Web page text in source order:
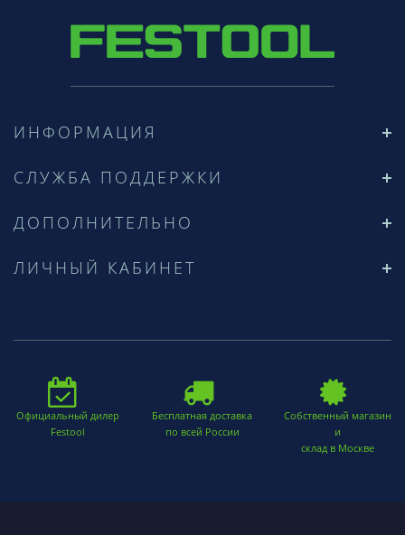
ИНФОРМАЦИЯ
СЛУЖБА ПОДДЕРЖКИ
ДОПОЛНИТЕЛЬНО
ЛИЧНЫЙ КАБИНЕТ
Официальный дилер
Festool
Бесплатная доставка
по всей России
Собственный магазин
и
склад в Москве